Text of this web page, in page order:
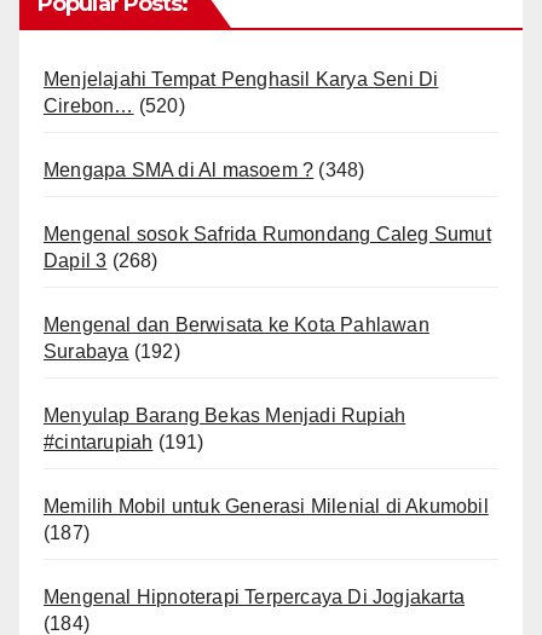
Menjelajahi Tempat Penghasil Karya Seni Di
Cirebon… (520)
Mengapa SMA di Al masoem ? (348)
Mengenal sosok Safrida Rumondang Caleg Sumut
Dapil 3 (268)
Mengenal dan Berwisata ke Kota Pahlawan
Surabaya (192)
Menyulap Barang Bekas Menjadi Rupiah
#cintarupiah (191)
Memilih Mobil untuk Generasi Milenial di Akumobil
(187)
Mengenal Hipnoterapi Terpercaya Di Jogjakarta
(184)